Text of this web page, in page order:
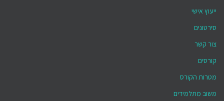
ייעוץ אישי
סירטונים
צור קשר
קורסים
מטרות הקורס
משוב מתלמידים